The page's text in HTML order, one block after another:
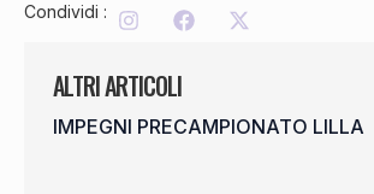
ALTRI ARTICOLI
IMPEGNI PRECAMPIONATO LILLA
Condividi :